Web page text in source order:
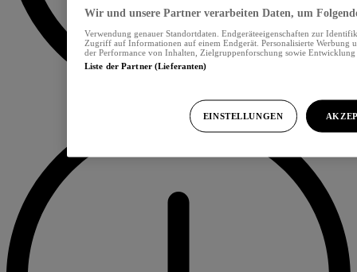
Wir und unsere Partner verarbeiten Daten, um
Verwendung genauer Standortdaten. Endgeräteeigenschaften zur
Zugriff auf Informationen auf einem Endgerät. Personalisierte Werbung
der Performance von Inhalten, Zielgruppenforschung sowie
Liste der Partner (Lieferanten)
EINSTELLUNGEN